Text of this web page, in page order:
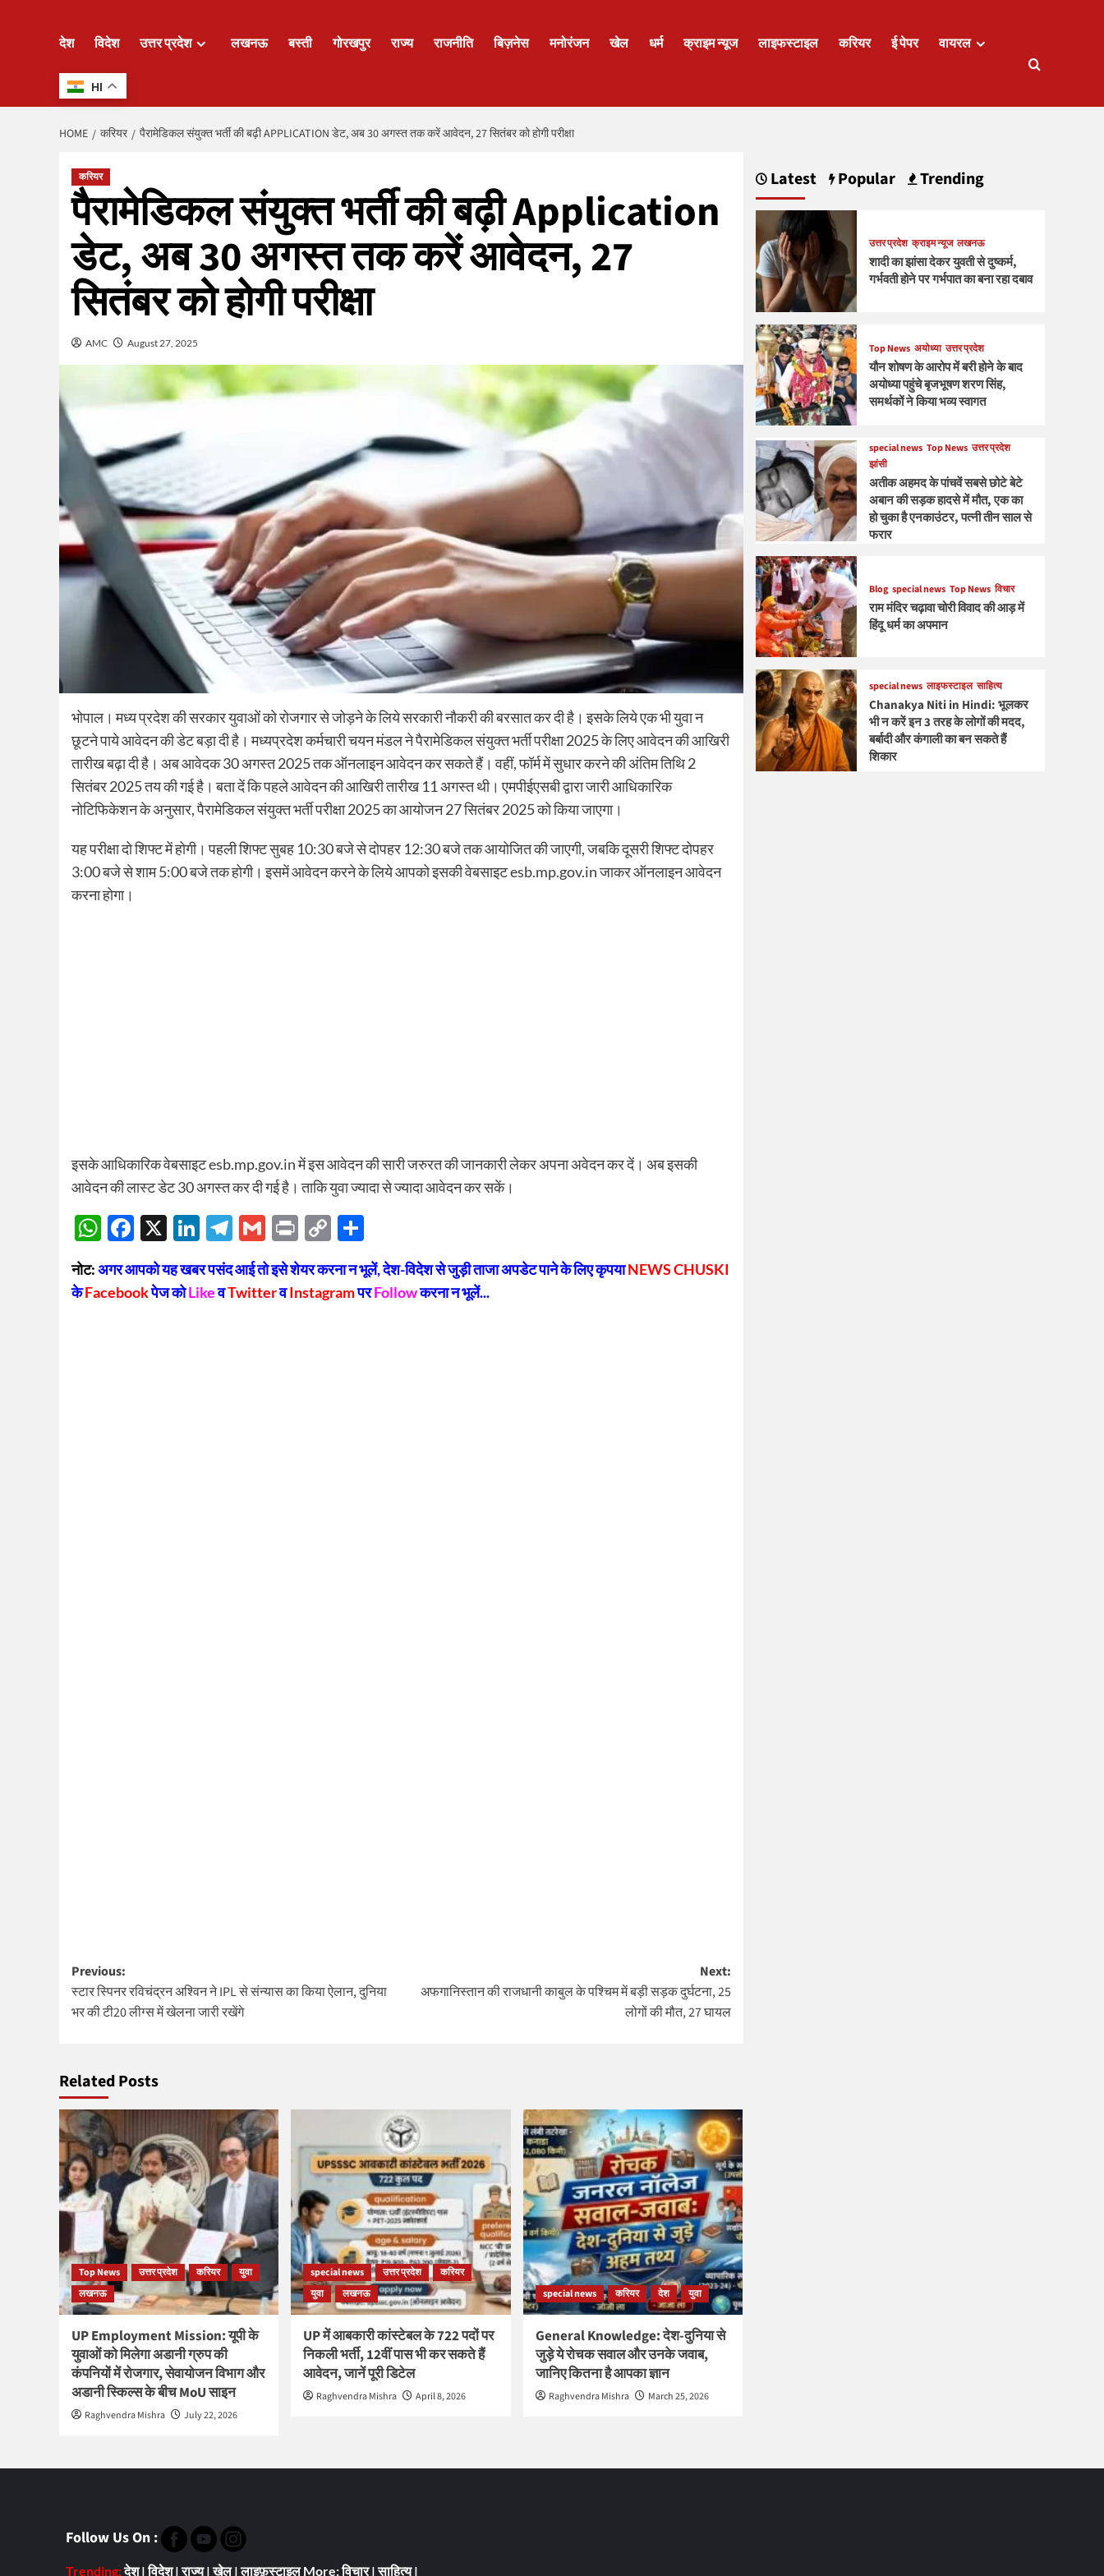
देश विदेश उत्तर प्रदेश लखनऊ बस्ती गोरखपुर राज्य राजनीति बिज़नेस मनोरंजन खेल धर्म क्राइम न्यूज लाइफस्टाइल करियर ई पेपर वायरल
HI
HOME करियर पैरामेडिकल संयुक्त भर्ती की बढ़ी APPLICATION डेट, अब 30 अगस्त तक करें आवेदन, 27 सितंबर को होगी परीक्षा
करियर
पैरामेडिकल संयुक्त भर्ती की बढ़ी Application
डेट, अब 30 अगस्त तक करें आवेदन, 27
सितंबर को होगी परीक्षा
AMC August 27, 2025
भोपाल। मध्य प्रदेश की सरकार युवाओं को रोजगार से जोड़ने के लिये सरकारी नौकरी की बरसात कर दी है। इसके लिये एक भी युवा न
छूटने पाये आवेदन की डेट बड़ा दी है। मध्यप्रदेश कर्मचारी चयन मंडल ने पैरामेडिकल संयुक्त भर्ती परीक्षा 2025 के लिए आवेदन की आखिरी
तारीख बढ़ा दी है। अब आवेदक 30 अगस्त 2025 तक ऑनलाइन आवेदन कर सकते हैं। वहीं, फॉर्म में सुधार करने की अंतिम तिथि 2
सितंबर 2025 तय की गई है। बता दें कि पहले आवेदन की आखिरी तारीख 11 अगस्त थी। एमपीईएसबी द्वारा जारी आधिकारिक
नोटिफिकेशन के अनुसार, पैरामेडिकल संयुक्त भर्ती परीक्षा 2025 का आयोजन 27 सितंबर 2025 को किया जाएगा।
यह परीक्षा दो शिफ्ट में होगी। पहली शिफ्ट सुबह 10:30 बजे से दोपहर 12:30 बजे तक आयोजित की जाएगी, जबकि दूसरी शिफ्ट दोपहर
3:00 बजे से शाम 5:00 बजे तक होगी। इसमें आवेदन करने के लिये आपको इसकी वेबसाइट esb.mp.gov.in जाकर ऑनलाइन आवेदन
करना होगा।
इसके आधिकारिक वेबसाइट esb.mp.gov.in में इस आवेदन की सारी जरुरत की जानकारी लेकर अपना अवेदन कर दें। अब इसकी
आवेदन की लास्ट डेट 30 अगस्त कर दी गई है। ताकि युवा ज्यादा से ज्यादा आवेदन कर सकें।
WhatsApp
Facebook
X LinkedIn
Telegram
GmailPrintCopy
Link
नोट:अगर आपको यह खबर पसंद आई तो इसे शेयर करना न भूलें, देश-विदेश से जुड़ी ताजा अपडेट पाने के लिए कृपयाNEWS CHUSKI
केFacebookपेज कोLikeवTwitterवInstagramपरFollowकरना न भूलें...
Post
navigation
Previous:
स्टार स्पिनर रविचंद्रन अश्विन ने IPL से संन्यास का किया ऐलान, दुनिया
भर की टी20 लीग्स में खेलना जारी रखेंगे
Next:
अफगानिस्तान की राजधानी काबुल के पश्चिम में बड़ी सड़क दुर्घटना, 25
लोगों की मौत, 27 घायल
Related Posts
Top News उत्तर प्रदेश करियर
युवा
लखनऊ
UP Employment Mission: यूपी के
युवाओं को मिलेगा अडानी ग्रुप की
कंपनियों में रोजगार, सेवायोजन विभाग और
अडानी स्किल्स के बीच MoU साइन
Raghvendra Mishra July 22, 2026
special news उत्तर प्रदेश
करियर
युवा
लखनऊ
UP में आबकारी कांस्टेबल के 722 पदों पर
निकली भर्ती, 12वीं पास भी कर सकते हैं
आवेदन, जानें पूरी डिटेल
Raghvendra Mishra April 8, 2026
special news करियर देश युवा
General Knowledge: देश-दुनिया से
जुड़े ये रोचक सवाल और उनके जवाब,
जानिए कितना है आपका ज्ञान
Raghvendra Mishra March 25, 2026
Latest Popular Trending
उत्तर प्रदेश क्राइम न्यूज लखनऊ
शादी का झांसा देकर युवती से दुष्कर्म,
गर्भवती होने पर गर्भपात का बना रहा दबाव
Top News अयोध्या उत्तर प्रदेश
यौन शोषण के आरोप में बरी होने के बाद
अयोध्या पहुंचे बृजभूषण शरण सिंह,
समर्थकों ने किया भव्य स्वागत
special news Top News उत्तर प्रदेश
झांसी
अतीक अहमद के पांचवें सबसे छोटे बेटे
अबान की सड़क हादसे में मौत, एक का
हो चुका है एनकाउंटर, पत्नी तीन साल से
फरार
Blog special news Top News विचार
राम मंदिर चढ़ावा चोरी विवाद की आड़ में
हिंदू धर्म का अपमान
special news लाइफस्टाइल साहित्य
Chanakya Niti in Hindi: भूलकर
भी न करें इन 3 तरह के लोगों की मदद,
बर्बादी और कंगाली का बन सकते हैं
शिकार
Follow Us On :
Trending:देश|विदेश|राज्य|खेल|लाइफ़स्टाइल More:विचार|साहित्य|